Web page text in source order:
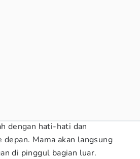
dengan hati-hati dan
depan. Mama akan langsung
di pinggul bagian luar.